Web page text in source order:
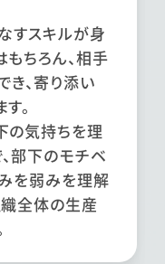
すスキルが身
ちろん、相手
、寄り添い
。
の気持ちを理
部下のモチベ
を弱みを理解
織全体の生産